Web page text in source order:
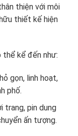
thiện với môi
thiết kế hiện
thể kể đến như:
gọn, linh hoạt,
phố.
pin dung
ấn tượng.